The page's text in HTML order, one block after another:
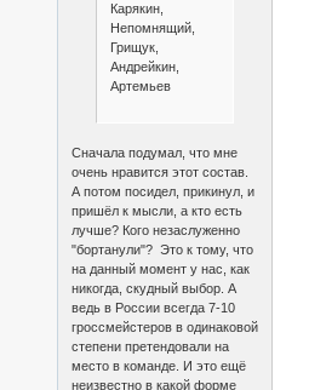
Карякин,
Непомнящий,
Грищук,
Андрейкин,
Артемьев
Сначала подумал, что мне
очень нравится этот состав.
А потом посидел, прикинул, и
пришёл к мысли, а кто есть
лучше? Кого незаслуженно
"бортанули"? Это к тому, что
на данный момент у нас, как
никогда, скудный выбор. А
ведь в России всегда 7-10
гроссмейстеров в одинаковой
степени претендовали на
место в команде. И это ещё
неизвестно в какой форме